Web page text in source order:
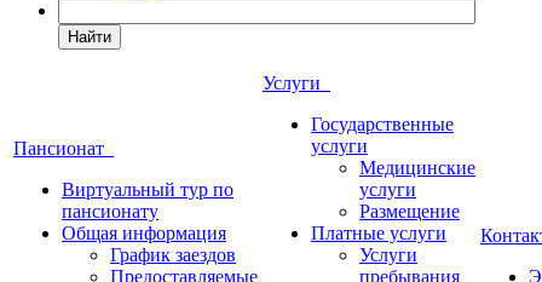
Найти
Пансионат
Виртуальный тур по
пансионату
Общая информация
График заездов
Предоставляемые
Услуги
Государственные
услуги
Медицинские
услуги
Размещение
Платные услуги
Услуги
пребывания